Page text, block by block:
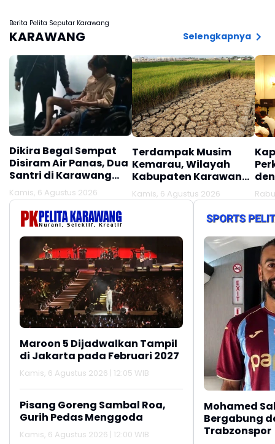
Berita Pelita Seputar Karawang
KARAWANG Selengkapnya
Dikira Begal Sempat
Disiram Air Panas, Dua
Santri di Karawang
Terluka Akibat Aksi
Oknum Linmas
Kamis, 6 Agustus 2026
Terdampak Musim
Kemarau, Wilayah
Kabupaten Karawang
Kekeringan Makin
Meluas
Kamis, 6 Agustus 2026
Maroon 5 Dijadwalkan Tampil
di Jakarta pada Februari 2027
Kamis, 6 Agustus 2026 | 12:05 WIB
Pisang Goreng Sambal Roa,
Gurih Pedas Menggoda
Kamis, 6 Agustus 2026 | 12:00 WIB
Mohamed
Bergabung
Trabzonspor